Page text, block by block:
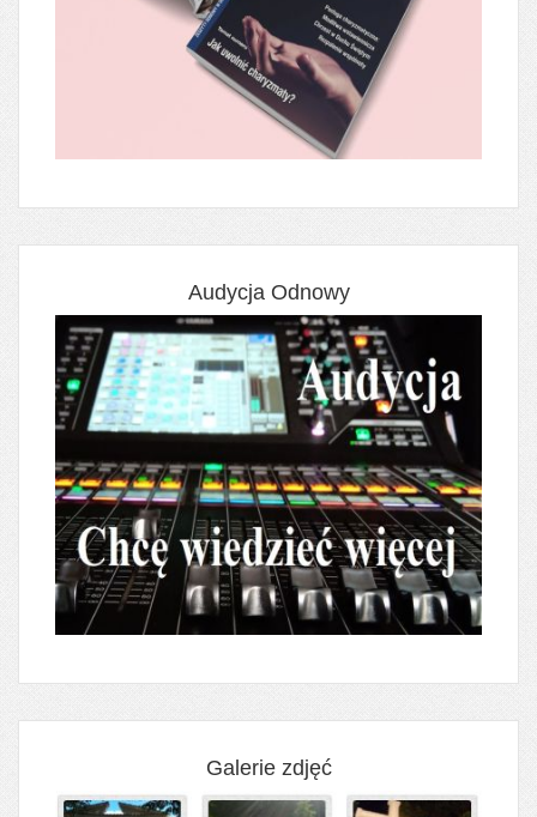
Audycja Odnowy
Galerie zdjęć